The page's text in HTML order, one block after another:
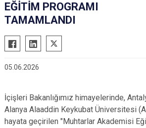
Akseki
Elmalı
İbradı
Demre
Kepez
Konyaaltı
EĞİTİM PROGRAMI
TAMAMLANDI
05.06.2026
İçişleri Bakanlığımız himayelerinde,
Alanya Alaaddin Keykubat Üniversitesi
hayata geçirilen "Muhtarlar Akademisi